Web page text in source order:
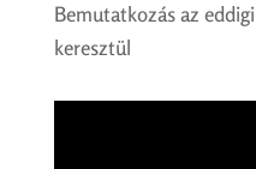
Bemutatkozás az
keresztül